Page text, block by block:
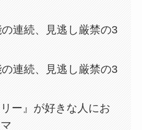
連続、見逃し厳禁の3
連続、見逃し厳禁の3
ー』が好きな人にお